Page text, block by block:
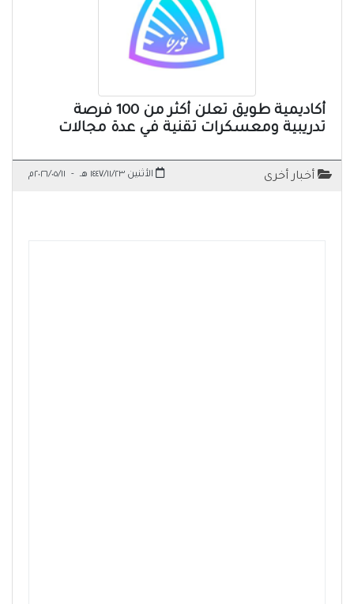
أكاديمية طويق تعلن أكثر من 100 فرصة
تدريبية ومعسكرات تقنية في عدة مجالات
أخبار أخرى الأثنين ١٤٤٧/١١/٢٣ هـ - ٢٠٢٦/٠٥/١١م